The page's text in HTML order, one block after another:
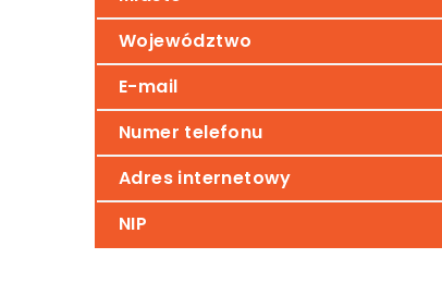
Województwo
E-mail
Numer telefonu
Adres internetowy
NIP